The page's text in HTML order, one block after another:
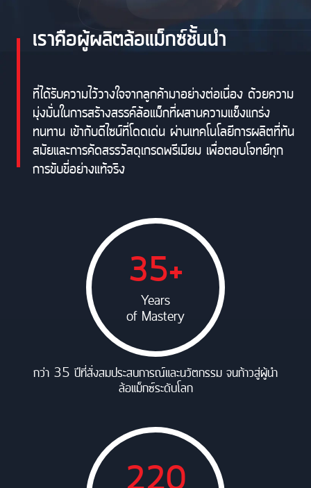
เราคือผู้ผลิตล้อแม็กซ์ชั้นนำ
ที่ได้รับความไว้วางใจจากลูกค้ามาอย่างต่อเนื่อง ด้วยความ
มุ่งมั่นในการสร้างสรรค์ล้อแม็กที่ผสานความแข็งแกร่ง
ทนทาน เข้ากับดีไซน์ที่โดดเด่น ผ่านเทคโนโลยีการผลิตที่ทัน
สมัยและการคัดสรรวัสดุเกรดพรีเมียม เพื่อตอบโจทย์ทุก
การขับขี่อย่างแท้จริง
35+
Years
of Mastery
กว่า 35 ปีที่สั่งสมประสบการณ์และนวัตกรรม จนก้าวสู่ผู้นำ
ล้อแม็กซ์ระดับโลก
220